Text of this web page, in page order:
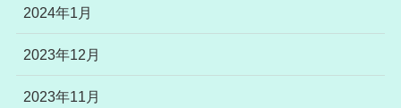
2024年1月
2023年12月
2023年11月